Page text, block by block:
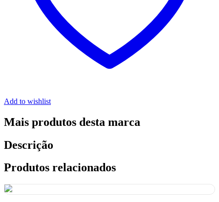
Add to wishlist
Mais produtos desta marca
Descrição
Produtos relacionados